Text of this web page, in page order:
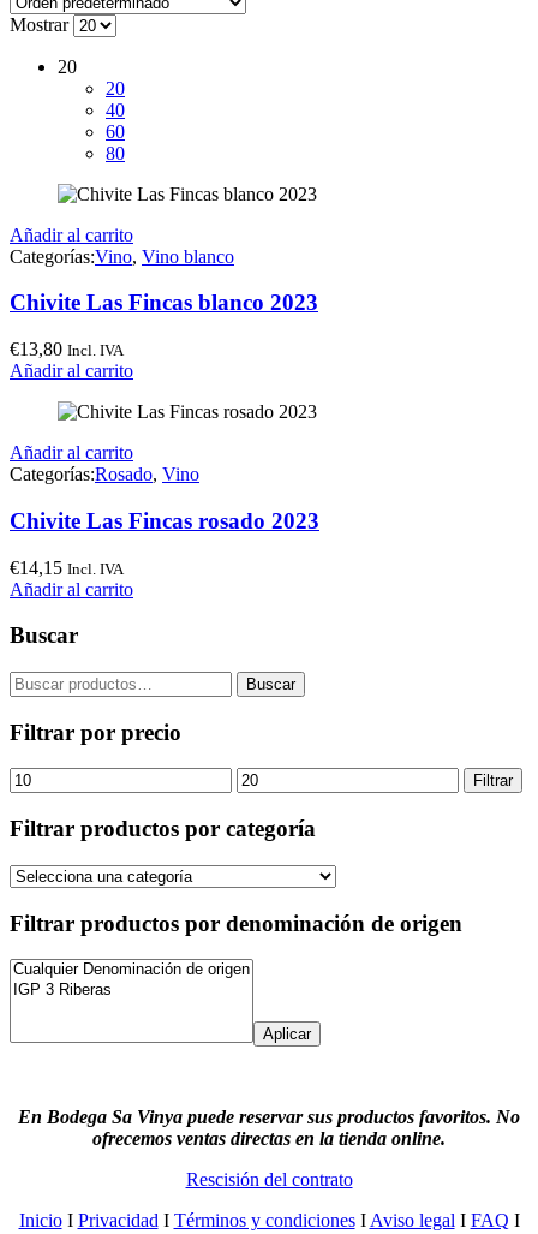
Mostrar
20
20
40
60
80
Añadir al carrito
Categorías:Vino, Vino blanco
Chivite Las Fincas blanco 2023
€13,80 Incl. IVA
Añadir al carrito
Añadir al carrito
Categorías:Rosado, Vino
Chivite Las Fincas rosado 2023
€14,15 Incl. IVA
Añadir al carrito
Buscar
Buscar
por:
Buscar
Filtrar por precio
Precio
mínimo
Precio
máximo
Filtrar
Filtrar productos por categoría
Filtrar productos por denominación de origen
Aplicar
En Bodega Sa Vinya puede reservar sus productos favoritos. No
ofrecemos ventas directas en la tienda online.
Rescisión del contrato
InicioI Privacidad I Términos y condicionesI Aviso legal I FAQ I